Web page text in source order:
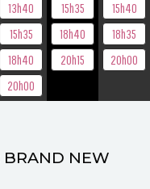
13h40
15h35
18h40
20h00
15h35
18h40
20h15
15h40
18h35
20h00
BRAND NEW